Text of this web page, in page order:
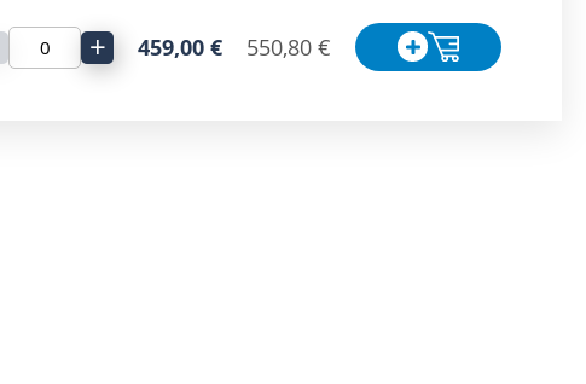
+ 459,00 € 550,80 €